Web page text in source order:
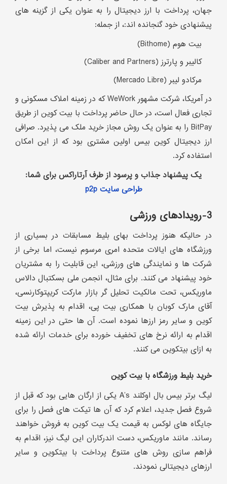
جهان، پرداخت با ارز دیجیتال را به عنوان یکی از گزینه های
پیشنهادی خود گنجانده اند:، از جمله:
بیت هوم (Bithome)
کالیبر و پارترز (Caliber and Partners)
مرکادو لیبر (Mercado Libre)
در آمریکا، شرکت مشهور WeWork که در زمینه املاک مسکونی و
تجاری فعال است، در حال حاضر پرداخت با بیت کوین از طریق
BitPay را به عنوان یک روش مجاز خرید ملک می پذیرد. صرافی
ارز دیجیتال کوین بیس اولین مشتری بود که از این امکان
استفاده کرد.
یک پیشنهاد جذاب و پرسود از طرف آرتاراکس برای شما:
طراحی سایت p2p
3-رویدادهای ورزشی
در حالیکه هنوز پرداخت بهای بلیط مسابقات در بسیاری از
ورزشگاه های ایالات متحده امری مرسوم نیست، اما برخی از
شرکت ها و نمایندگی های ورزشی، این قابلیت را به مشتریان
خود پیشنهاد می کنند. برای مثال، انجمن ملی بسکتبال دالاس
ماوریکس، تحت مالکیت تحلیل گر بازار مارکت کریپتوکارنسی،
آقای مارک کوبان با همکاری بیت پی، اقدام به پذیرش بیت
کوین و سایر رمز ارزها نموده است. آن ها حتی در این زمینه
اقدام به ارائه نرخ های تخفیف خورده برای خدمات ارائه شده
به ازای بیتکوین می کنند.
خرید بلیط ورزشگاه با بیت کوین
لیگ برتر بیس بال اوکلند A’s یکی از ارگان هایی بود که قبل از
شروع فصل جدید، اعلام کرد که آن ها تیکت های فصل را برای
جایگاه های لوکس به قیمت یک بیت کوین به فروش خواهند
رساند. مانند ماوریکس، دست اندرکاران این لیگ نیز، اقدام به
فراهم سازی روش های متنوع پرداخت با بیتکوین و سایر
ارزهای دیجیتالی نمودند.